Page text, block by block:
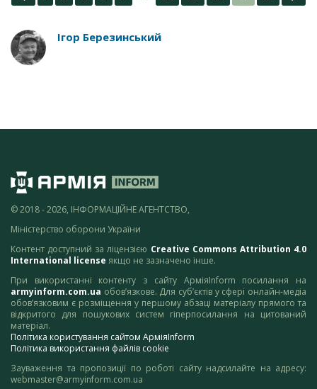
Ігор Березинський
© 2018 - 2026, ІНФОРМАЦІЙНЕ АГЕНТСТВО,
Міністерство оборони України
Контент доступний за ліцензією Creative Commons Attribution 4.0
International license якщо не зазначено інше.
При використанні контенту з сайту АрміяInform посилання на
armyinform.com.ua обов’язкове. Для суб’єктів у сфері онлайн-медіа
обов’язковим є розміщення у першому абзаці матеріалу прямого та
відкритого для пошукових систем гіперпосилання на цитований
матеріал.
Політика користування сайтом АрміяInform
Політика використання файлів cookie
Зауваження та пропозиції по роботі сайту надсилайте на адресу:
webmaster@armyinform.com.ua